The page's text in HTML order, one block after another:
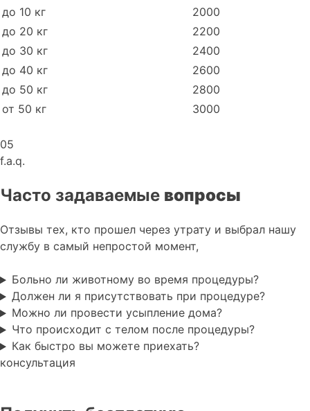
до 10 кг
2000
до 20 кг
2200
до 30 кг
2400
до 40 кг
2600
до 50 кг
2800
от 50 кг
3000
05
f.a.q.
Часто задаваемые вопросы
Отзывы тех, кто прошел через утрату и выбрал нашу
службу в самый непростой момент,
Больно ли животному во время процедуры?
Должен ли я присутствовать при процедуре?
Можно ли провести усыпление дома?
Что происходит с телом после процедуры?
Как быстро вы можете приехать?
консультация